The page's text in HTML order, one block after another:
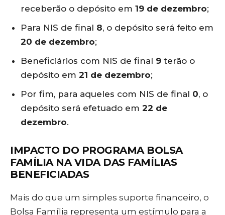
receberão o depósito em 19 de dezembro;
Para NIS de final 8, o depósito será feito em
20 de dezembro;
Beneficiários com NIS de final 9 terão o
depósito em 21 de dezembro;
Por fim, para aqueles com NIS de final 0, o
depósito será efetuado em 22 de
dezembro.
IMPACTO DO PROGRAMA BOLSA
FAMÍLIA NA VIDA DAS FAMÍLIAS
BENEFICIADAS
Mais do que um simples suporte financeiro, o
Bolsa Família representa um estímulo para a